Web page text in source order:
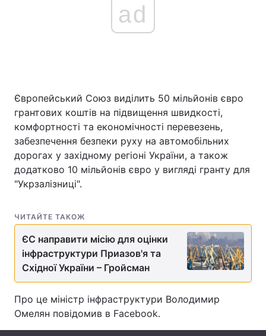
Головна Війна
Україна Політика
Світ
Спорт Наука
Зброя Інциденти
Здоров'я Туризм
Цікавинки Погода
Екологія Регіони
Лонгріди
ad
Європейський Союз виділить 50 мільйонів євро
грантових коштів на підвищення швидкості,
комфортності та економічності перевезень,
забезпечення безпеки руху на автомобільних
дорогах у західному регіоні України, а також
додатково 10 мільйонів євро у вигляді гранту для
"Укрзалізниці".
ЧИТАЙТЕ ТАКОЖ
ЄС направити місію для оцінки
інфраструктури Приазов'я та
Східної України – Гройсман
Про це міністр інфраструктури Володимир
Омелян повідомив в Facebook.